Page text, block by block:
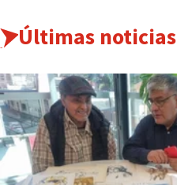
Últimas noticias